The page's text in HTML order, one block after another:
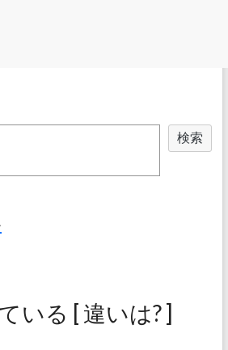
検索
いる [ 違いは? ]